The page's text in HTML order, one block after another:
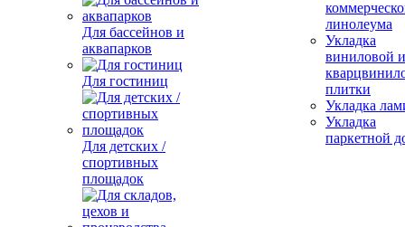
Для бассейнов и
аквапарков
Для гостиниц
Для детских /
спортивных
площадок
линолеума
Укладка
виниловой и
плитки
Укладка
Укладка
паркетной